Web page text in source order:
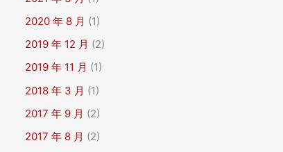
2020 年 8 月 (1)
2019 年 12 月 (2)
2019 年 11 月 (1)
2018 年 3 月 (1)
2017 年 9 月 (2)
2017 年 8 月 (2)